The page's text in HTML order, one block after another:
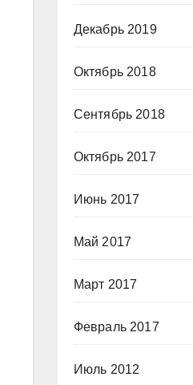
Декабрь 2019
Октябрь 2018
Сентябрь 2018
Октябрь 2017
Июнь 2017
Май 2017
Март 2017
Февраль 2017
Июль 2012